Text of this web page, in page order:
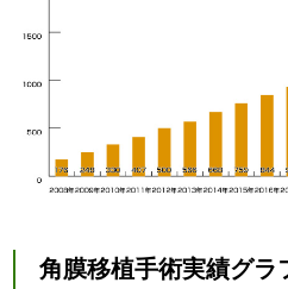
角膜移植手術実績グラ